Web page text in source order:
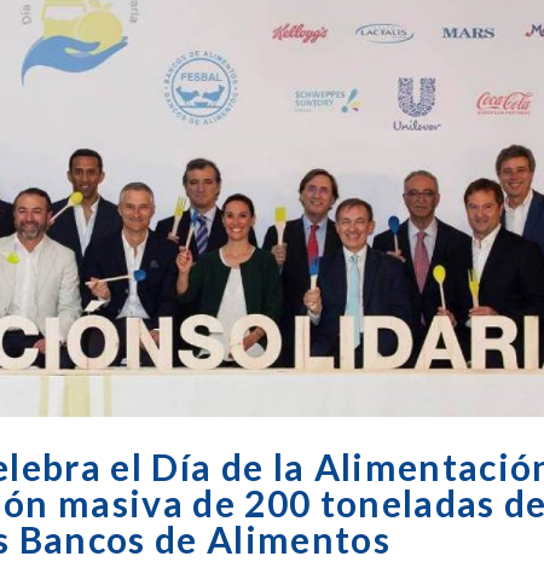
el Día de la
masiva de 200 toneladas
Bancos de Alimentos